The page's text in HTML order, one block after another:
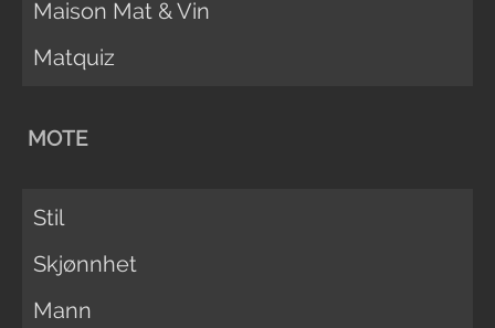
Maison Mat & Vin
Matquiz
MOTE
Stil
Skjønnhet
Mann